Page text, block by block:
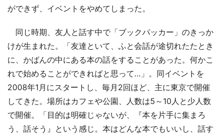
ができず、イベントをやめてしまった。
同じ時期、友人と話す中で「ブックパッカー」のきっか
けが生まれた。「友達といて、ふと会話が途切れたたとき
に、かばんの中にある本の話をすることがあった。何かこ
れで始めることができればと思って…」。同イベントを
2008年1月にスタートし、毎月2回ほど、主に東京で開催
してきた。場所はカフェや公園、人数は5～10人と少人数
で開催。「目的は明確じゃないが、『本を片手に集まろ
う、話そう』という感じ。本はどんな本でもいいし、話す